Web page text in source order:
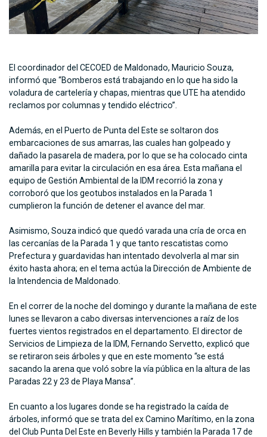
El coordinador del CECOED de Maldonado, Mauricio Souza,
informó que “Bomberos está trabajando en lo que ha sido la
voladura de cartelería y chapas, mientras que UTE ha atendido
reclamos por columnas y tendido eléctrico”.
Además, en el Puerto de Punta del Este se soltaron dos
embarcaciones de sus amarras, las cuales han golpeado y
dañado la pasarela de madera, por lo que se ha colocado cinta
amarilla para evitar la circulación en esa área. Esta mañana el
equipo de Gestión Ambiental de la IDM recorrió la zona y
corroboró que los geotubos instalados en la Parada 1
cumplieron la función de detener el avance del mar.
Asimismo, Souza indicó que quedó varada una cría de orca en
las cercanías de la Parada 1 y que tanto rescatistas como
Prefectura y guardavidas han intentado devolverla al mar sin
éxito hasta ahora; en el tema actúa la Dirección de Ambiente de
la Intendencia de Maldonado.
En el correr de la noche del domingo y durante la mañana de este
lunes se llevaron a cabo diversas intervenciones a raíz de los
fuertes vientos registrados en el departamento. El director de
Servicios de Limpieza de la IDM, Fernando Servetto, explicó que
se retiraron seis árboles y que en este momento “se está
sacando la arena que voló sobre la vía pública en la altura de las
Paradas 22 y 23 de Playa Mansa”.
En cuanto a los lugares donde se ha registrado la caída de
árboles, informó que se trata del ex Camino Marítimo, en la zona
del Club Punta Del Este en Beverly Hills y también la Parada 17 de